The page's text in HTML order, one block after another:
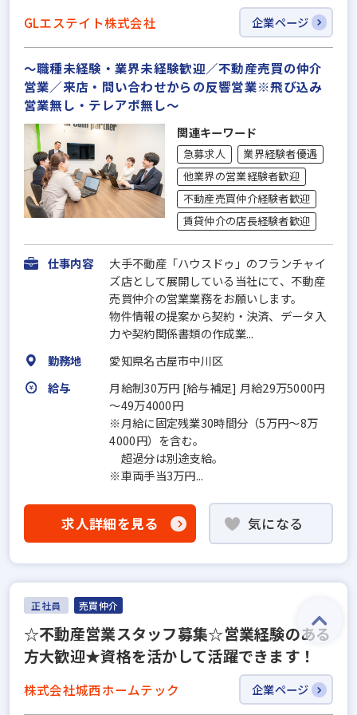
GLエステイト株式会社 企業ページ
～職種未経験・業界未経験歓迎／不動産売買の仲介
営業／来店・問い合わせからの反響営業※飛び込み
営業無し・テレアポ無し～
関連キーワード
急募求人
業界経験者優遇
他業界の営業経験者歓迎
不動産売買仲介経験者歓迎
賃貸仲介の店長経験者歓迎
仕事内容
大手不動産「ハウスドゥ」のフランチャイ
ズ店として展開している当社にて、不動産
売買仲介の営業業務をお願いします。
物件情報の提案から契約・決済、データ入
力や契約関係書類の作成業...
勤務地
愛知県名古屋市中川区
給与
月給制30万円 [給与補足] 月給29万5000円
～49万4000円
※月給に固定残業30時間分（5万円～8万
4000円）を含む。
超過分は別途支給。
※車両手当3万円...
求人詳細を見る 気になる
正社員 売買仲介
☆不動産営業スタッフ募集☆営業経験のある
方大歓迎★資格を活かして活躍できます！
株式会社城西ホームテック 企業ページ